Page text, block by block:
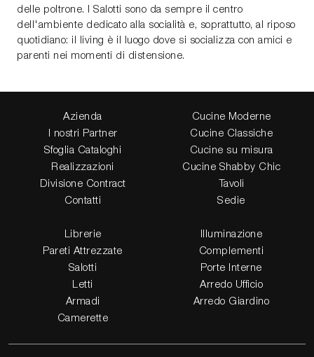
delle poltrone. I Salotti sono da sempre il centro
dell'ambiente dedicato alla socialità e, soprattutto, al riposo
quotidiano: il living è il luogo dove si socializza con amici e
parenti nei momenti di distensione.
Azienda
I nostri Partner
Sfoglia Cataloghi
Realizzazioni
Divisione Contract
Contatti
Cucine Moderne
Cucine Classiche
Cucine su misura
Cucine Shabby Chic
Tavoli
Sedie
Librerie
Pareti Attrezzate
Salotti
Letti
Armadi
Camerette
Illuminazione
Complementi
Porte Interne
Arredo Ufficio
Arredo Giardino